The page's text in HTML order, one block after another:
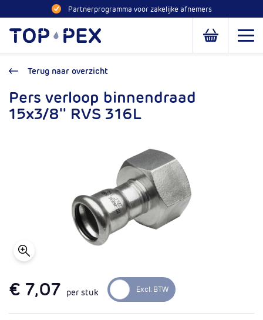
Naar inhoud Partnerprogramma voor zakelijke afnemers
Toppex
Open of
Terug naar overzicht
Pers verloop binnendraad
15x3/8'' RVS 316L
€ 7,07 per stuk